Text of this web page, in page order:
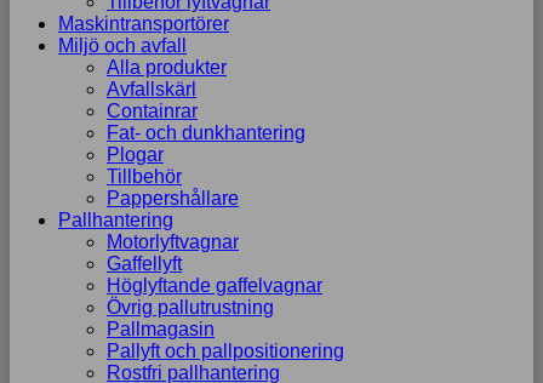
Maskintransportörer
Miljö och avfall
Alla produkter
Avfallskärl
Containrar
Fat- och dunkhantering
Plogar
Tillbehör
Pappershållare
Pallhantering
Motorlyftvagnar
Gaffellyft
Höglyftande gaffelvagnar
Övrig pallutrustning
Pallmagasin
Pallyft och pallpositionering
Rostfri pallhantering